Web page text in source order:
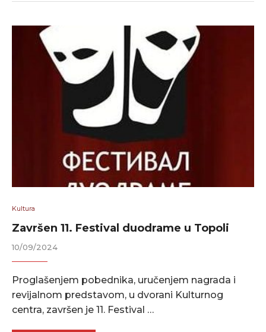
Kultura
Završen 11. Festival duodrame u Topoli
10/09/2024
Proglašenjem pobednika, uručenjem nagrada i
revijalnom predstavom, u dvorani Kulturnog
centra, završen je 11. Festival …